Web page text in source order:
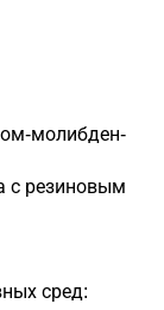
молибден-
с резиновым
сред: